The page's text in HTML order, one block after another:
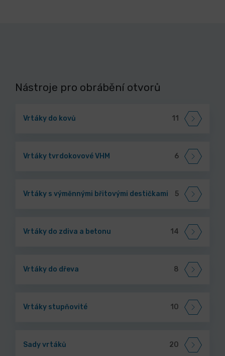
Nástroje pro obrábění otvorů
Vrtáky do kovů 11
Vrtáky tvrdokovové VHM 6
Vrtáky s výměnnými břitovými destičkami 5
Vrtáky do zdiva a betonu 14
Vrtáky do dřeva 8
Vrtáky stupňovité 10
Sady vrtáků 20